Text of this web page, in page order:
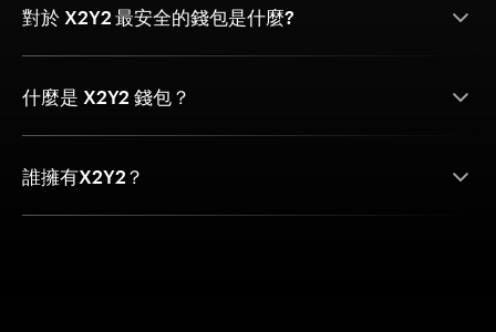
對於 X2Y2 最安全的錢包是什麼?
什麼是 X2Y2 錢包？
誰擁有X2Y2？